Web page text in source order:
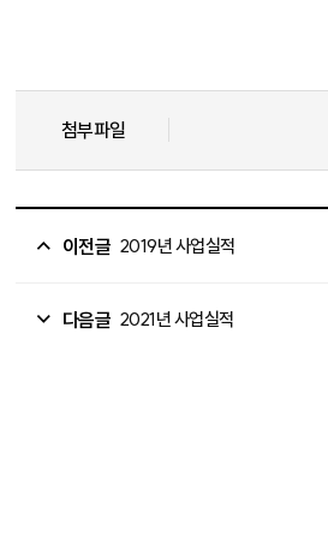
첨부파일
이전글 2019년 사업실적
다음글 2021년 사업실적